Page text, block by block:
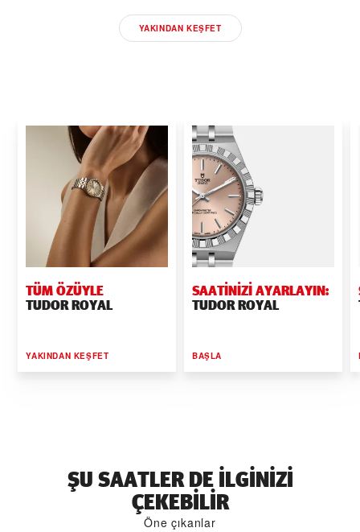
YAKINDAN KEŞFET
TÜM ÖZÜYLE
TUDOR ROYAL
YAKINDAN KEŞFET
SAATINIZI AYARLAYIN:
TUDOR ROYAL
BAŞLA
ŞU SAATLER DE ILGINIZI
ÇEKEBILIR
Öne çıkanlar